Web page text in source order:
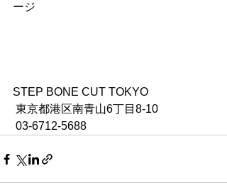
ージ
STEP BONE CUT TOKYO
東京都港区南青山6丁目8-10
03-6712-5688